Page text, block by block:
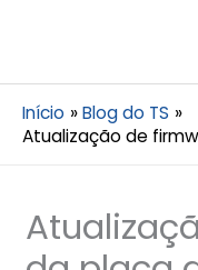
Início
Blog do TS
Atualização de